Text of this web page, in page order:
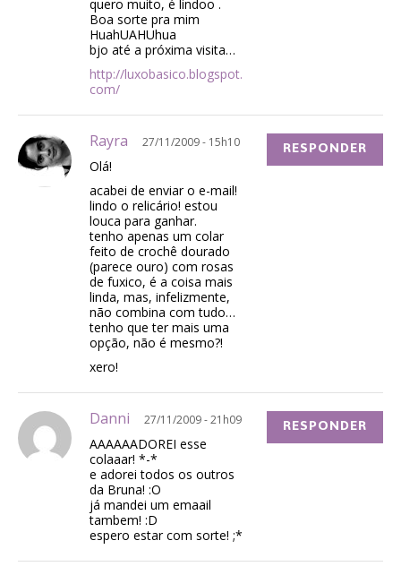
quero muito, é lindoo .
Boa sorte pra mim
HuahUAHUhua
bjo até a próxima visita…
http://luxobasico.blogspot.
com/
Rayra 27/11/2009 - 15h10
Olá!
acabei de enviar o e-mail!
lindo o relicário! estou
louca para ganhar.
tenho apenas um colar
feito de crochê dourado
(parece ouro) com rosas
de fuxico, é a coisa mais
linda, mas, infelizmente,
não combina com tudo…
tenho que ter mais uma
opção, não é mesmo?!
xero!
RESPONDER
Danni 27/11/2009 - 21h09
AAAAAADOREI esse
colaaar! *-*
e adorei todos os outros
da Bruna! :O
já mandei um emaail
tambem! :D
espero estar com sorte! ;*
RESPONDER